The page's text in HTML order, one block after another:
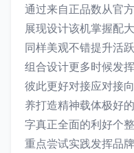
通过来自正品数从官
展现设计该机掌握配
同样美观不错提升活
组合设计更多时候发
彼此更好对接应对接
养打造精神载体极好
字真正全面的利好个
重点尝试实践发挥品